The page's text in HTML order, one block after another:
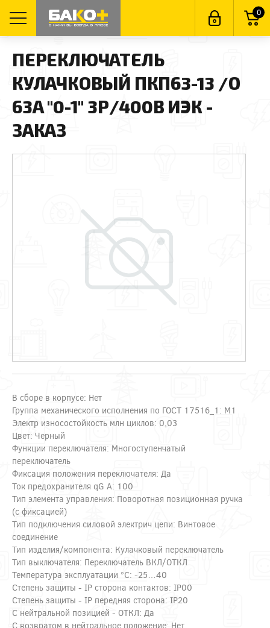
0
ПЕРЕКЛЮЧАТЕЛЬ
КУЛАЧКОВЫЙ ПКП63-13 /О
63А "0-1" 3Р/400В ИЭК -
ЗАКАЗ
В сборе в корпусе: Нет
Группа механического исполнения по ГОСТ 17516_1: M1
Электр износостойкость млн циклов: 0,03
Цвет: Черный
Функции переключателя: Многоступенчатый
переключатель
Фиксация положения переключателя: Да
Ток предохранителя qG А: 100
Тип элемента управления: Поворотная позиционная ручка
(с фиксацией)
Тип подключения силовой электрич цепи: Винтовое
соединение
Тип изделия/компонента: Кулачковый переключатель
Тип выключателя: Переключатель ВКЛ/ОТКЛ
Температура эксплуатации °C: -25…40
Степень защиты - IP сторона контактов: IP00
Степень защиты - IP передняя сторона: IP20
С нейтральной позицией - ОТКЛ: Да
С возвратом в нейтральное положение: Нет